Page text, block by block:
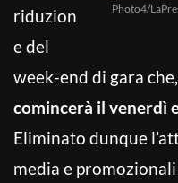
Photo4/
riduzion
e del
week-end di gara
comincerà il venerdì
Eliminato dunque
media e